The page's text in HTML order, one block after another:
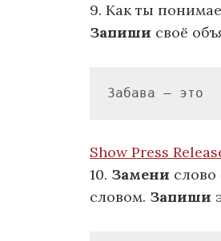
9. Как ты
Запиши своё
Забава – это
Show Press
10. Замени
словом. Запиши